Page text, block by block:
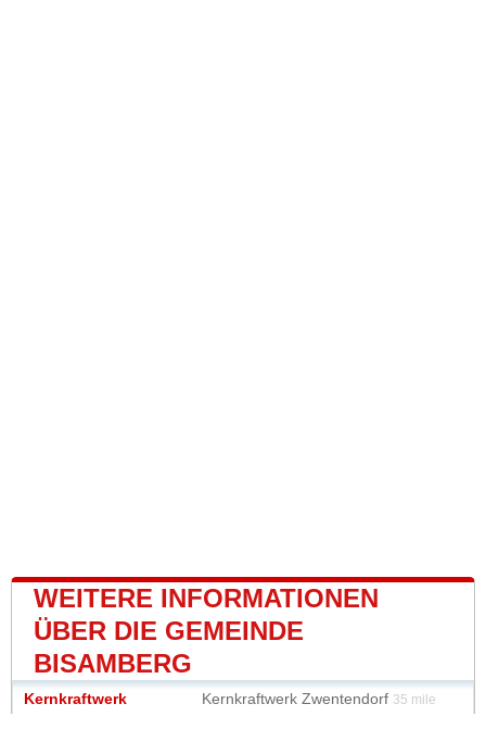
WEITERE INFORMATIONEN
ÜBER DIE GEMEINDE
BISAMBERG
Kernkraftwerk Kernkraftwerk Zwentendorf 35 mile